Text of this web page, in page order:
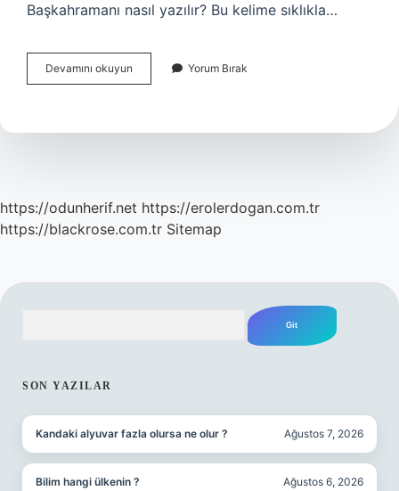
Başkahramanı nasıl yazılır? Bu kelime sıklıkla…
Devamını okuyun Başkaldırış
Nasıl
Yorum Bırak
https://odunherif.net https://erolerdogan.com.tr
https://blackrose.com.tr Sitemap
SON YAZILAR
Kandaki alyuvar fazla olursa ne olur ? Ağustos 7, 2026
Bilim hangi ülkenin ? Ağustos 6, 2026